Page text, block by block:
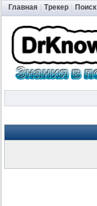
Главная Трекер Поиск